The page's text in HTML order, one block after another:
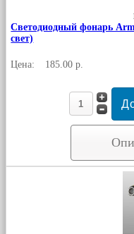
Светодиодный фонарь
свет)
Цена: 185.00 р.